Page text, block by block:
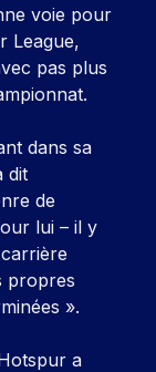
voie pour
League,
pas plus
dans sa
dit
de
lui – il y
propres
».
a